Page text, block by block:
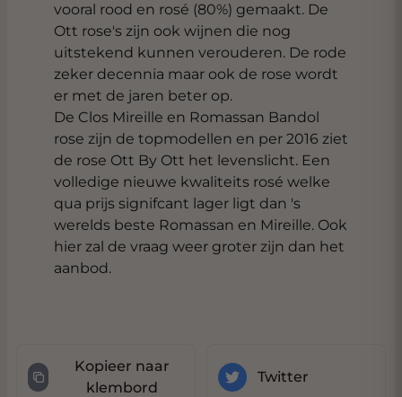
vooral rood en rosé (80%) gemaakt. De
Ott rose's zijn ook wijnen die nog
uitstekend kunnen verouderen. De rode
zeker decennia maar ook de rose wordt
er met de jaren beter op.
De Clos Mireille en Romassan Bandol
rose zijn de topmodellen en per 2016 ziet
de rose Ott By Ott het levenslicht. Een
volledige nieuwe kwaliteits rosé welke
qua prijs signifcant lager ligt dan 's
werelds beste Romassan en Mireille. Ook
hier zal de vraag weer groter zijn dan het
aanbod.
Kopieer naar
klembord
Twitter